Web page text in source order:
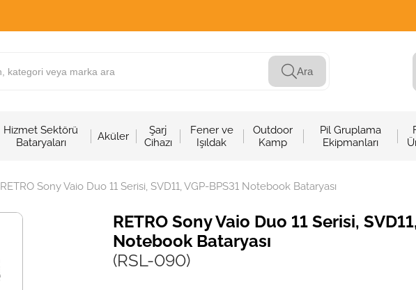
Ara
Hizmet Sektörü
Bataryaları
Aküler
Şarj
Cihazı
Fener ve
Işıldak
Outdoor
Kamp
Pil Gruplama
Ekipmanları
RETRO Sony Vaio Duo 11 Serisi, SVD11, VGP-BPS31 Notebook Bataryası
RETRO Sony Vaio Duo 11 Serisi,
Notebook Bataryası
(RSL-090)